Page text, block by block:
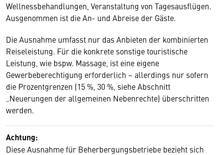
Wellnessbehandlungen, Veranstaltung von Tagesausflügen.
Ausgenommen ist die An- und Abreise der Gäste.
Die Ausnahme umfasst nur das Anbieten der kombinierten
Reiseleistung. Für die konkrete sonstige touristische
Leistung, wie bspw. Massage, ist eine eigene
Gewerbeberechtigung erforderlich – allerdings nur sofern
die Prozentgrenzen (15 %, 30 %, siehe Abschnitt
„Neuerungen der allgemeinen Nebenrechte) überschritten
werden.
Achtung:
Diese Ausnahme für Beherbergungsbetriebe bezieht sich